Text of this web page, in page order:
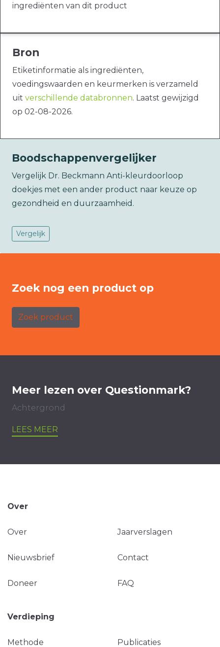
ingrediënten van dit product
Bron
Etiketinformatie als ingrediënten,
voedingswaarden en keurmerken is verzameld
uit verschillende databronnen. Laatst gewijzigd
op 02-08-2026.
Boodschappenvergelijker
Vergelijk Dr. Beckmann Anti-kleurdoorloop
doekjes met een ander product naar keuze op
gezondheid en duurzaamheid.
Vergelijk
Zoek nog een product op
Zoek product
Meer lezen over Questionmark?
Achtergrond
LEES MEER
Over
Over Jaarverslagen
Nieuwsbrief Contact
Doneer FAQ
Verdieping
Methode Publicaties